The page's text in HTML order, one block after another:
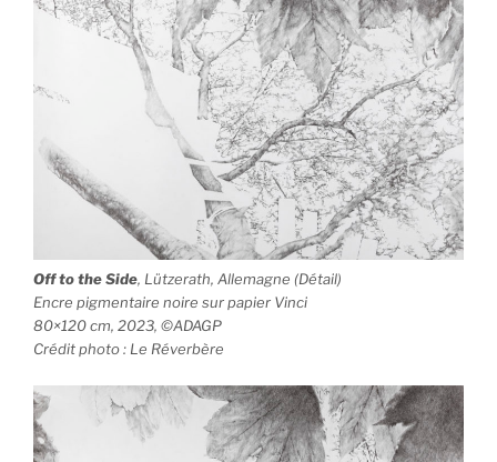
Off to the Side, Lützerath, Allemagne (Détail)
Encre pigmentaire noire sur papier Vinci
80×120 cm, 2023, ©ADAGP
Crédit photo : Le Réverbère